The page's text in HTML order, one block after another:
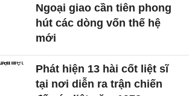
Ngoại giao cần tiên phong
hút các dòng vốn thế hệ
mới
Phát hiện 13 hài cốt liệt sĩ
tại nơi diễn ra trận chiến